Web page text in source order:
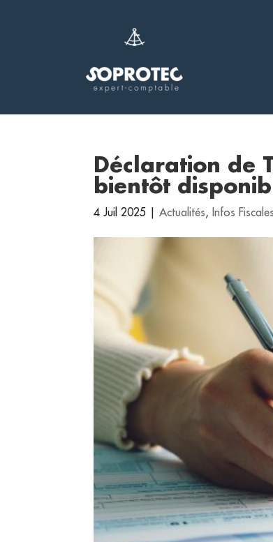
Déclaration de
bientôt
4 Juil 2025 |Actualités, Infos Fiscales